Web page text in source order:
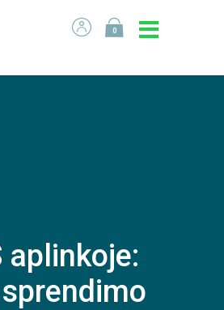
0
aplinkoje: